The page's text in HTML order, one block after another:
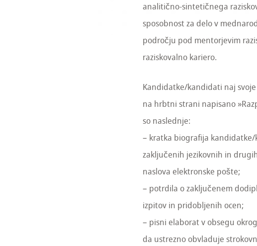
analitično-sintetičnega
sposobnost za delo v
področju pod mentorjevim
raziskovalno kariero.
Kandidatke/kandidati naj
na hrbtni strani napisano
so naslednje:
– kratka biografija
zaključenih jezikovnih in
naslova elektronske pošte;
– potrdila o zaključenem
izpitov in pridobljenih ocen;
– pisni elaborat v obsegu
da ustrezno obvladuje